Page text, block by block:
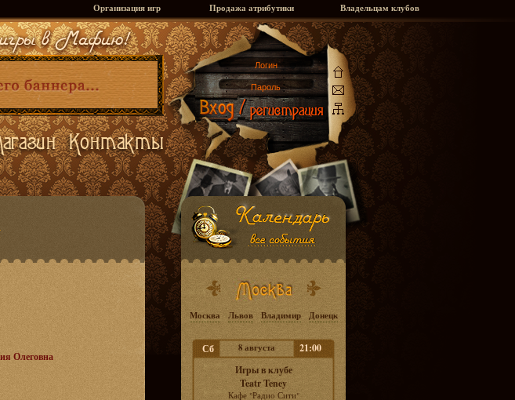
Организация игр Продажа атрибутики Владельцам клубов
Олеговна
Москва Львов Владимир Донецк
Сб 8 августа
21:00
Игры в клубе
Teatr Teney
Кафе "Радио Сити"